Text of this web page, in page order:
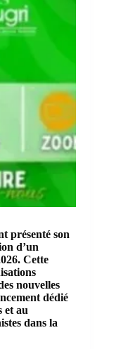
présenté son
d’un
Cette
nouvelles
dédié
et au
dans la